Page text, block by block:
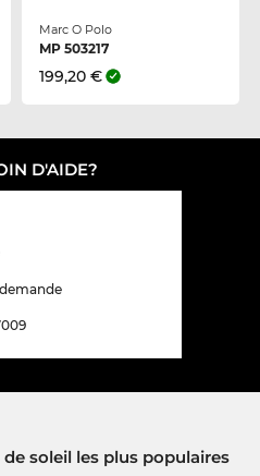
Marc O Polo
MP 503217
199,20 €
D'AIDE?
soleil les plus populaires